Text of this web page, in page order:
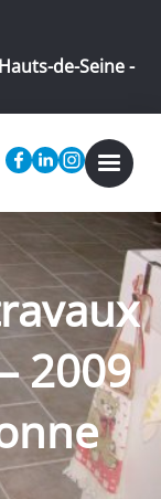
de-Seine -
2009